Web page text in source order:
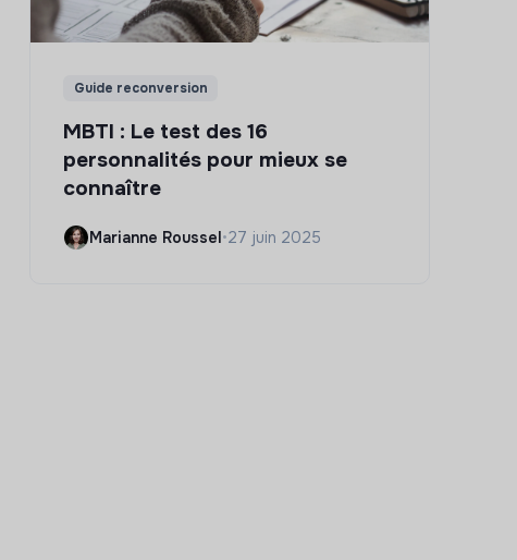
Guide reconversion
MBTI : Le test des 16
personnalités pour mieux se
connaître
Marianne Roussel•27 juin 2025